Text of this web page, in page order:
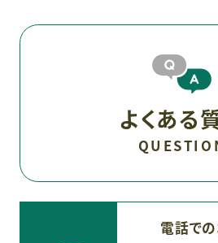
よくある
電話で